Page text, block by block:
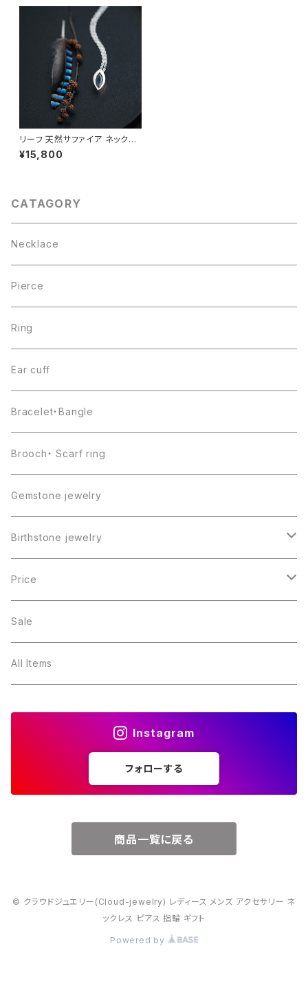
リーフ 天然サファイア ネックレ
ス シルバー925
¥15,800
CATAGORY
Necklace
Pierce
Ring
Ear cuff
Bracelet・Bangle
Brooch・ Scarf ring
Gemstone jewelry
Birthstone jewelry
１月・ガーネット
２月・アメジスト
３月・アクアマリン
Price
～5000円
～10000円
Sale
All Items
Instagram
フォローする
商品一覧に戻る
© クラウドジュエリー(Cloud-jewelry) レディース メンズ アクセサリー ネ
ックレス ピアス 指輪 ギフト
Powered by